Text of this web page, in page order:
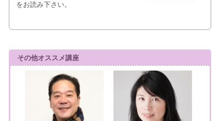
をお読み下さい。
その他オススメ講座